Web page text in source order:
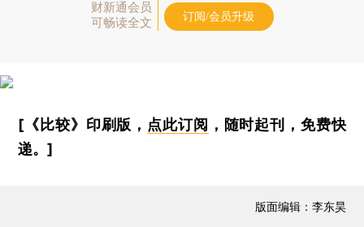
财新通会员
可畅读全文
订阅/会员升级
[《比较》印刷版， 点此订阅 ，随时起刊，免费快
递。]
版面编辑：李东昊